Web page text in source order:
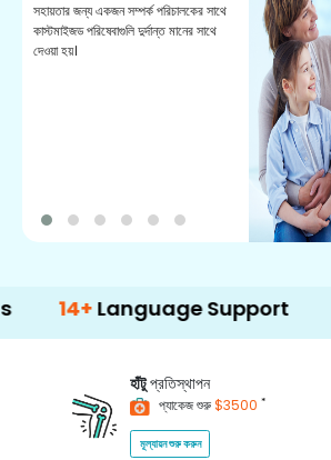
সহায়তার জন্য একজন সম্পর্ক পরিচালকের সাথে
কাস্টমাইজড পরিষেবাগুলি দুর্দান্ত মানের সাথে
দেওয়া হয়।
Language Support 500+
হাঁটুপ্রতিস্থাপন
প্যাকেজ শুরু$3500 *
মূল্যায়ন শুরু করুন